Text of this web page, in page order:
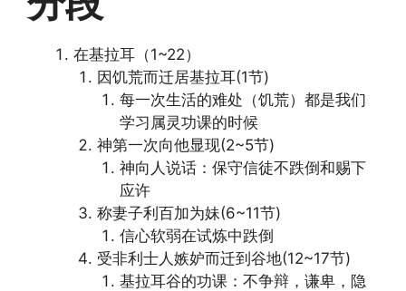
在基拉耳（1~22）
因饥荒而迁居基拉耳(1节)
每一次生活的难处（饥荒）都是我们
学习属灵功课的时候
神第一次向他显现(2~5节)
神向人说话：保守信徒不跌倒和赐下
应许
称妻子利百加为妹(6~11节)
信心软弱在试炼中跌倒
受非利士人嫉妒而迁到谷地(12~17节)
基拉耳谷的功课：不争辩，谦卑，隐